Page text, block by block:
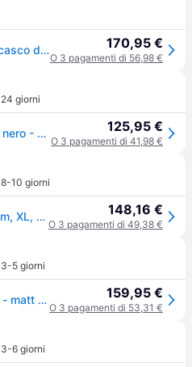
Poc POCito Auric Cut Spin - casco da sci - bambino 170,95 €
O 3 pagamenti di 56,98 €
24 giorni
Casco POC Auric Cut bianco nero - XL-XXL - Black 125,95 €
O 3 pagamenti di 41,98 €
8-10 giorni
Poc, Casco da sci, (59 - 62cm, XL, XXL) 148,16 €
O 3 pagamenti di 49,38 €
3-5 giorni
POC Auric Cut Casco bianco - matt white 159,95 €
O 3 pagamenti di 53,31 €
3-6 giorni